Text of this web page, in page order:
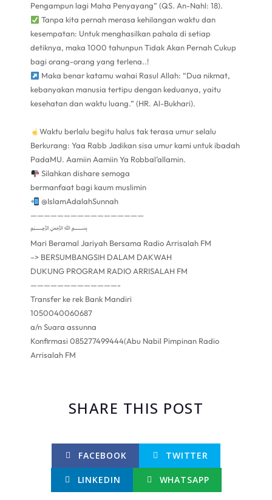
Pengampun lagi Maha Penyayang” (QS. An-Nahl: 18).
Tanpa kita pernah merasa kehilangan waktu dan
kesempatan: Untuk menghasilkan pahala di setiap
detiknya, maka 1000 tahunpun Tidak Akan Pernah Cukup
bagi orang-orang yang terlena..!
Maka benar katamu wahai Rasul Allah: “Dua nikmat,
kebanyakan manusia tertipu dengan keduanya, yaitu
kesehatan dan waktu luang.” (HR. Al-Bukhari).
Waktu berlalu begitu halus tak terasa umur selalu
Berkurang: Yaa Rabb Jadikan sisa umur kami untuk ibadah
PadaMU. Aamiin Aamiin Ya Robbal’allamin.
Silahkan dishare semoga
bermanfaat bagi kaum muslimin
@IslamAdalahSunnah
—————————————————
﷽
Mari Beramal Jariyah Bersama Radio Arrisalah FM
–> BERSUMBANGSIH DALAM DAKWAH
DUKUNG PROGRAM RADIO ARRISALAH FM
—————————————-
Transfer ke rek Bank Mandiri
1050040060687
a/n Suara assunna
Konfirmasi 085277499444(Abu Nabil Pimpinan Radio
Arrisalah FM
SHARE THIS POST
FACEBOOK TWITTER
LINKEDIN WHATSAPP